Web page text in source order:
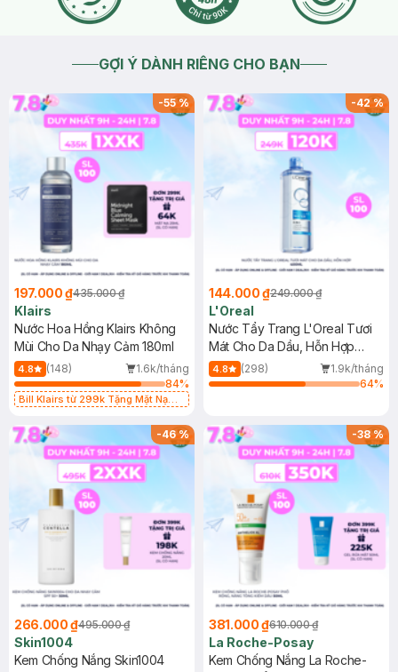
GỢI Ý DÀNH RIÊNG CHO BẠN
-55%
197.000 ₫435.000 ₫
Klairs
Nước Hoa Hồng Klairs Không
Mùi Cho Da Nhạy Cảm 180ml
4.8 (148)
1.6k/tháng
84%
Bill Klairs từ 299k Tặng Mặt Nạ
25ml (SL Có Hạn)
-42%
144.000 ₫249.000 ₫
L'Oreal
Nước Tẩy Trang L'Oreal Tươi
Mát Cho Da Dầu, Hỗn Hợp
400ml
4.8 (298)
1.9k/tháng
64%
-46%
266.000 ₫495.000 ₫
Skin1004
Kem Chống Nắng Skin1004
-38%
381.000 ₫610.000 ₫
La Roche-Posay
Kem Chống Nắng La Roche-